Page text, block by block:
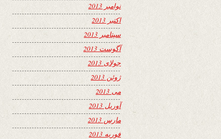
نوامبر 2013
اکتبر 2013
سپتامبر 2013
آگوست 2013
جولای 2013
ژوئن 2013
می 2013
آوریل 2013
مارس 2013
فوریه 2013